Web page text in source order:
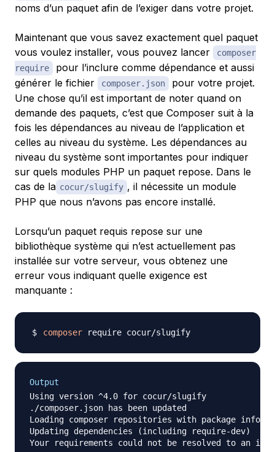
noms d’un paquet afin de l’exiger dans votre projet.
Maintenant que vous savez exactement quel paquet
vous voulez installer, vous pouvez lancer
composer
require
pour l’inclure comme dépendance et aussi
générer le fichier
composer.json
pour votre projet.
Une chose qu’il est important de noter quand on
demande des paquets, c’est que Composer suit à la
fois les dépendances au niveau de l’application et
celles au niveau du système. Les dépendances au
niveau du système sont importantes pour indiquer
sur quels modules PHP un paquet repose. Dans le
cas de la cocur/slugify , il nécessite un module
PHP que nous n’avons pas encore installé.
Lorsqu’un paquet requis repose sur une
bibliothèque système qui n’est actuellement pas
installée sur votre serveur, vous obtenez une
erreur vous indiquant quelle exigence est
manquante :
composer
Output
Using version ^4.0 for cocur/slugify
./composer.json has been updated
Loading composer repositories with package
Updating dependencies (including require-dev)
Your requirements could not be resolved to an